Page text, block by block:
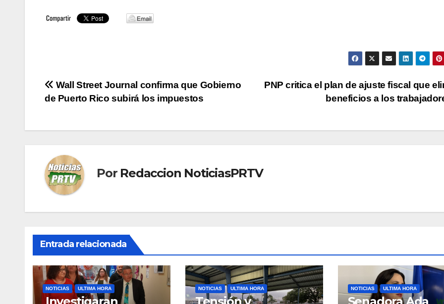
Navegación
entradas
PNP critica el plan de ajuste fiscal que
beneficios a los
Wall Street Journal confirma que Gobierno
de Puerto Rico subirá los impuestos
Por Redaccion NoticiasPRTV
Entrada relacionada
NOTICIAS ULTIMA HORA NOTICIAS ULTIMA HORA NOTICIAS ULTIMA HORA